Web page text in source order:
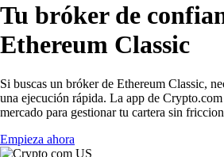
Tu bróker de
Ethereum Classic
Si buscas un bróker de Ethereum Classic,
una ejecución rápida. La app de
mercado para gestionar tu cartera sin
Empieza ahora